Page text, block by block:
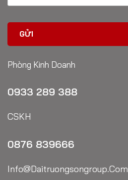
Phòng Kinh Doanh
0933 289 388
CSKH
0876 839666
Info@daitruongsongroup.com